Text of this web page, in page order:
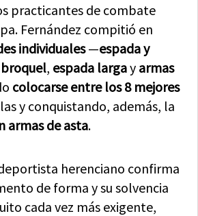
practicantes de combate
Fernández compitió en
individuales—espada y
, espada largay armas
colocarse entre los 8 mejores
y conquistando, además, la
armas de asta.
herenciano confirma
de forma y su solvencia
cada vez más exigente,